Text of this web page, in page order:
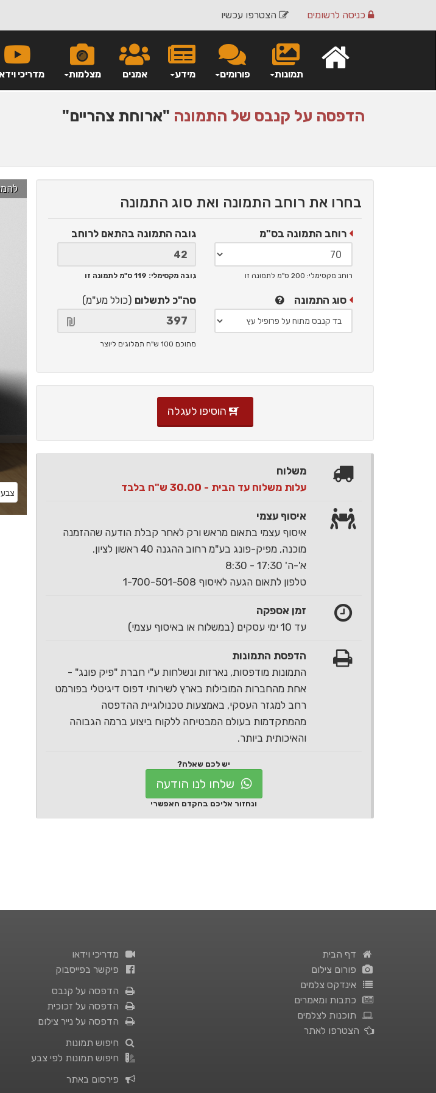
הצטרפו עכשיו כניסה לרשומים
מדריכי מצלמות אמנים מידע פורומים תמונות
הדפסה על קנבס של התמונה "ארוחת צהריים"
בחרו את רוחב התמונה ואת סוג התמונה
רוחב התמונה בס"מ
רוחב מקסימלי: 200 ס"מ לתמונה זו
גובה התמונה בהתאם לרוחב
גובה מקסימלי: 119 ס"מ לתמונה זו
סוג התמונה סה"כ לתשלום (כולל מע"מ)
מתוכם 100 ש"ח תמלוגים ליוצר
הוסיפו לעגלה
משלוח
עלות משלוח עד הבית - 30.00 ש"ח בלבד
איסוף עצמי
איסוף עצמי בתאום מראש ורק לאחר קבלת הודעה שההזמנה
מוכנה, מפיק-פונג בע"מ רחוב ההגנה 40 ראשון לציון.
א'-ה' 17:30 - 8:30
טלפון לתאום הגעה לאיסוף 1-700-501-508
זמן אספקה
עד 10 ימי עסקים (במשלוח או באיסוף עצמי)
הדפסת התמונות
התמונות מודפסות, נארזות ונשלחות ע"י חברת "פיק פונג" -
אחת מהחברות המובילות בארץ לשירותי דפוס דיגיטלי בפורמט
רחב למגזר העסקי, באמצעות טכנולוגיית ההדפסה
מהמתקדמות בעולם המבטיחה ללקוח ביצוע ברמה הגבוהה
והאיכותית ביותר.
יש לכם שאלה?
שלחו לנו הודעה
ונחזור אליכם בהקדם האפשרי
מדריכי וידאו
פיקשר בפייסבוק
הדפסה על קנבס
הדפסה על זכוכית
הדפסה על נייר צילום
חיפוש תמונות
חיפוש תמונות לפי צבע
פירסום באתר
דף הבית
פורום צילום
אינדקס צלמים
כתבות ומאמרים
תוכנות לצלמים
הצטרפו לאתר